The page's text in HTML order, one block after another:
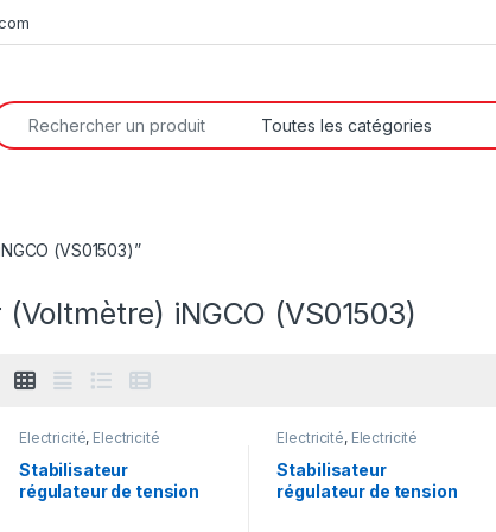
for:
(VS01503)”
(Voltmètre) iNGCO (VS01503)
Électricité, Electricité
électrique
Stabilisateur
régulateur de tension
Électricité, Electricité
électrique
Stabilisateur
régulateur de tension